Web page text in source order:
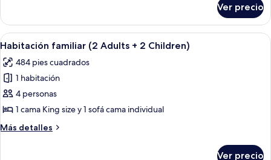
Adults
+
2
Children)
(Extra
Bed
2
+
2
Ver precio
Abrir
todas
las
fotos
de
Habitación
familiar
(2
Una habitación de hotel con
12
Habitación familiar (2 Adults + 2 Children)
484 pies cuadrados
1 habitación
4 personas
1 cama King size y 1 sofá cama individual
Más detalles
Más
Ver precio